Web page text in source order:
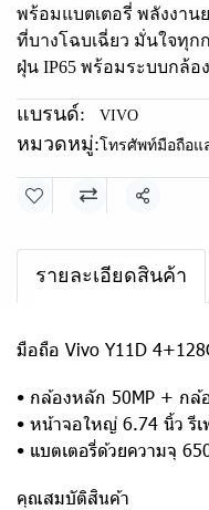
พร้อมแบตเตอรี่ พลังงาน
ที่บางโฉบเฉี่ยว มั่นใจทุ
ฝุ่น IP65 พร้อมระบบกล้อ
แบรนด์: VIVO
หมวดหมู่: โทรศัพท์มือถือแ
แชร์
รายละเอียดสินค้า
มือถือ Vivo Y11D
• กล้องหลัก 50MP + กล้
• หน้าจอใหญ่ 6.74 นิ้ว รีเ
• แบตเตอรี่ด้วยความจุ
คุณสมบัติสินค้า